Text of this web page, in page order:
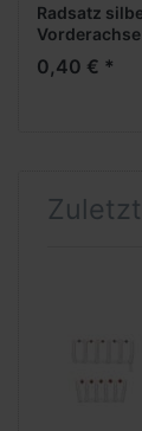
Radsatz
Vorderachse
0,40 € *